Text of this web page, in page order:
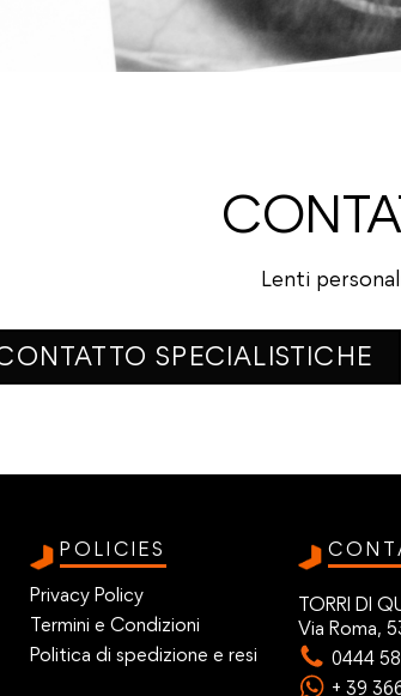
Lenti
SPECIALISTICHE
POLICIES
Privacy Policy
Termini e Condizioni
Politica di spedizione e resi
TORRI DI
Via Roma,
0444
+ 39